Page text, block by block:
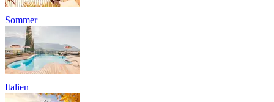
Sommer
Italien